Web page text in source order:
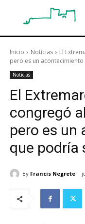
Inicio Noticias
El
pero es un acontecimiento
Noticias
El
congregó
pero es un
que podría
By Francis Negrete